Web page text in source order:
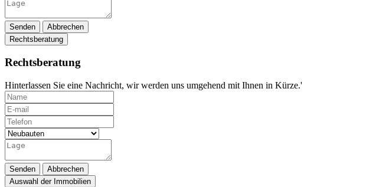
Senden
Abbrechen
Rechtsberatung
Rechtsberatung
Hinterlassen Sie eine Nachricht, wir werden uns umgehend mit Ihnen in Kürze.'
Senden
Abbrechen
Auswahl der Immobilien